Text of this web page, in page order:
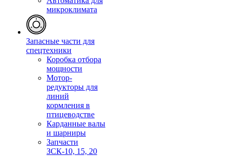
микроклимата
Запасные части для
спецтехники
Коробка отбора
мощности
Мотор-
редукторы для
линий
кормления в
птицеводстве
Карданные валы
и шарниры
Запчасти
ЗСК-10, 15, 20